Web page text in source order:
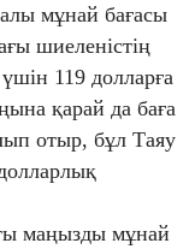
мұнай бағасы
шиеленістің
119 долларға
қарай да баға
отыр, бұл Таяу
маңызды мұнай